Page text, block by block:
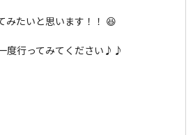
みたいと思います！！ 😆
度行ってみてください♪♪